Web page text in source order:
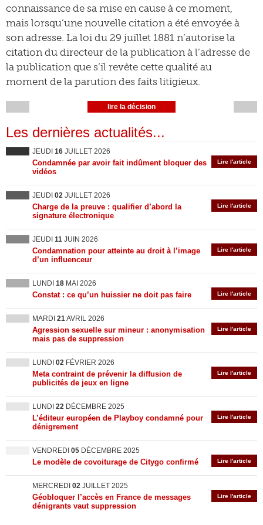
connaissance de sa mise en cause à ce moment,
mais lorsqu’une nouvelle citation a été envoyée à
son adresse. La loi du 29 juillet 1881 n’autorise la
citation du directeur de la publication à l’adresse de
la publication que s’il revête cette qualité au
moment de la parution des faits litigieux.
lire la décision
Les dernières actualités...
JEUDI 16 JUILLET 2026
Lire l'article
Condamnée par avoir fait indûment bloquer des
vidéos
JEUDI 02 JUILLET 2026
Lire l'article
Charge de la preuve : qualifier d’abord la
signature électronique
JEUDI 11 JUIN 2026
Lire l'article
Condamnation pour atteinte au droit à l’image
d’un influenceur
LUNDI 18 MAI 2026
Lire l'article
Constat : ce qu’un huissier ne doit pas faire
MARDI 21AVRIL 2026
Lire l'article
Agression sexuelle sur mineur : anonymisation
mais pas de suppression
LUNDI 02 FÉVRIER 2026
Lire l'article
Meta contraint de prévenir la diffusion de
publicités de jeux en ligne
LUNDI 22 DÉCEMBRE 2025
Lire l'article
L’éditeur européen de Playboy condamné pour
dénigrement
VENDREDI 05 DÉCEMBRE 2025
Lire l'article
Le modèle de covoiturage de Citygo confirmé
MERCREDI 02 JUILLET 2025
Lire l'article
Géobloquer l’accès en France de messages
dénigrants vaut suppression